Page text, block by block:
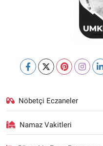
Nöbetçi Eczaneler
Namaz Vakitleri